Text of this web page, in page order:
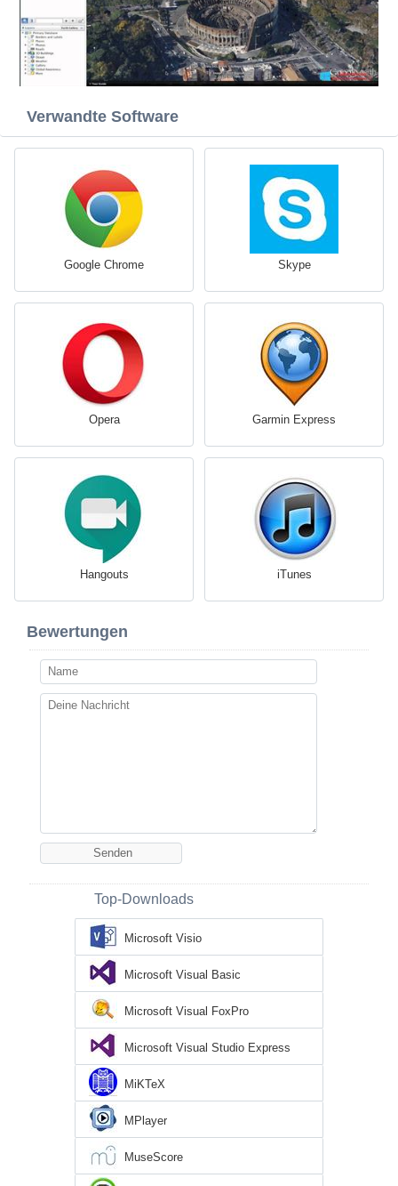
Verwandte Software
Google Chrome Skype
Opera Garmin Express
Hangouts iTunes
Bewertungen
Top-Downloads
Microsoft Visio
Microsoft Visual Basic
Microsoft Visual FoxPro
Microsoft Visual Studio Express
MiKTeX
MPlayer
MuseScore